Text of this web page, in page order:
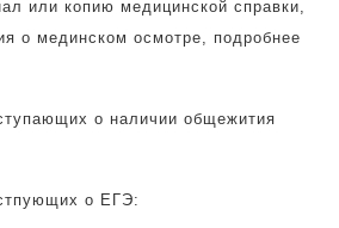
или копию медицинской справки,
о мединском осмотре, подробнее
о наличии общежития
о ЕГЭ: